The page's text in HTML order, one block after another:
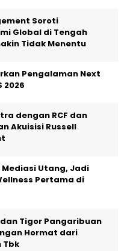
Soroti
Global di Tengah
Tidak Menentu
Pengalaman Next
2026
dengan RCF dan
Akuisisi Russell
Mediasi Utang, Jadi
Pertama di
Tigor Pangaribuan
Hormat dari
Tbk